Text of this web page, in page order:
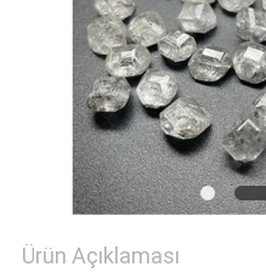
Ürün Açıklaması